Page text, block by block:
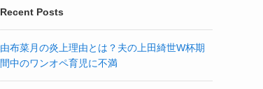
Recent Posts
由布菜月の炎上理由とは？夫の上田綺世W杯期
間中のワンオペ育児に不満